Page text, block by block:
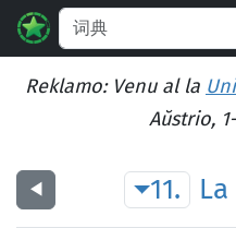
Reklamo: Venu al la
Aŭstrio,
◀︎ 11. La